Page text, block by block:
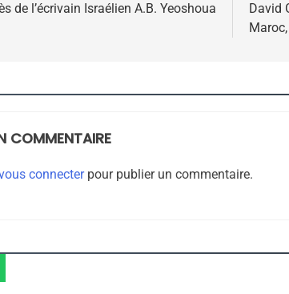
de l’écrivain Israélien A.B. Yeoshoua
David
COMMENTAIRE
connecterpour publier un commentaire.
CE QUI NOUS MANQUE –
Terroir